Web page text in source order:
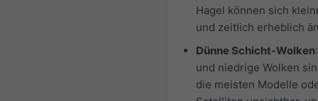
Hagel können sich
und zeitlich erheblich
Dünne Schicht-Wolken
und niedrige Wolken
die meisten Modelle